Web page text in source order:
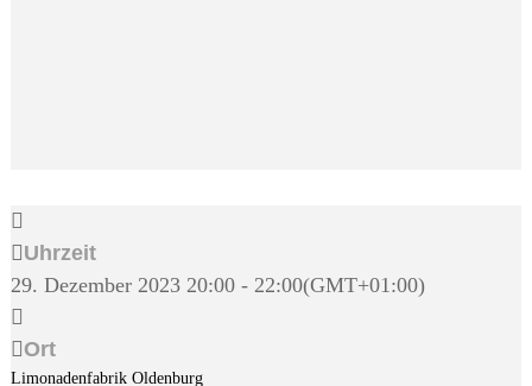
Uhrzeit
29. Dezember 2023 20:00- 22:00(GMT+01:00)
Ort
Limonadenfabrik Oldenburg